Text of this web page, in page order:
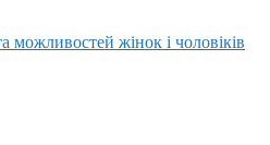
можливостей жінок і чоловіків